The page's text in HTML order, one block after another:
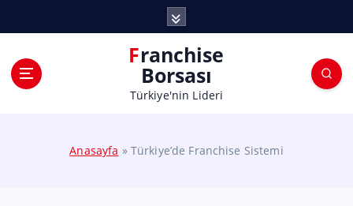
Franchise
Borsası
Türkiye'nin Lideri
Anasayfa » Türkiye’de Franchise Sistemi